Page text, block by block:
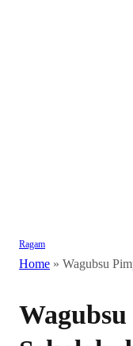
Ragam
Home » Wagubsu